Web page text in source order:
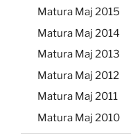
Matura Maj 2015
Matura Maj 2014
Matura Maj 2013
Matura Maj 2012
Matura Maj 2011
Matura Maj 2010